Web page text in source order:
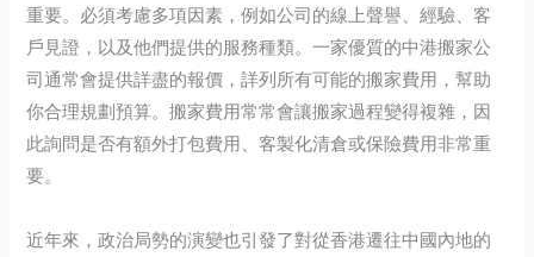
重要。必須考慮多項因素，例如公司的線上聲譽、經驗、客
戶見證，以及他們提供的服務種類。一家優質的中港搬家公
司通常會提供詳盡的報價，詳列所有可能的搬家費用，幫助
你合理規劃預算。搬家費用常常會讓搬家過程變得複雜，因
此詢問是否有額外打包費用、客製化清倉或保險費用非常重
要。
近年來，政治局勢的演變也引發了對從香港遷往中國內地的